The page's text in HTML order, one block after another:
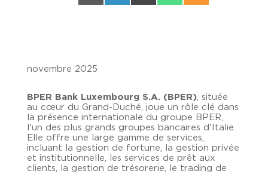
novembre 2025
BPER Bank Luxembourg S.A. (BPER), située
au cœur du Grand-Duché, joue un rôle clé dans
la présence internationale du groupe BPER,
l'un des plus grands groupes bancaires d'Italie.
Elle offre une large gamme de services,
incluant la gestion de fortune, la gestion privée
et institutionnelle, les services de prêt aux
clients, la gestion de trésorerie, le trading de